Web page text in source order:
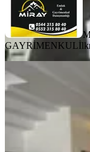
GAYRİMENKUL
%7